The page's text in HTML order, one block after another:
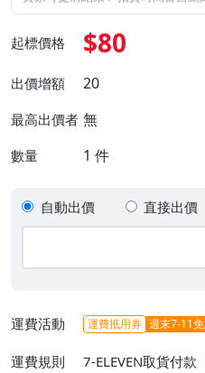
起標價格 $80
出價增額 20
最高出價者 無
數量 1 件
自動出價 直接出價
運費活動 運費抵用券 週末7-11
運費規則
7-ELEVEN取貨付款